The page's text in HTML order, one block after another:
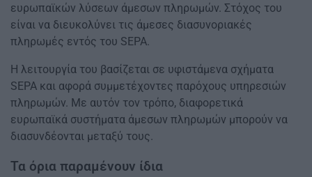
ευρωπαϊκών λύσεων άμεσων πληρωμών. Στόχος του
είναι να διευκολύνει τις άμεσες διασυνοριακές
πληρωμές εντός του SEPA.
Η λειτουργία του βασίζεται σε υφιστάμενα σχήματα
SEPA και αφορά συμμετέχοντες παρόχους υπηρεσιών
πληρωμών. Με αυτόν τον τρόπο, διαφορετικά
ευρωπαϊκά συστήματα άμεσων πληρωμών μπορούν να
διασυνδέονται μεταξύ τους.
Τα όρια παραμένουν ίδια